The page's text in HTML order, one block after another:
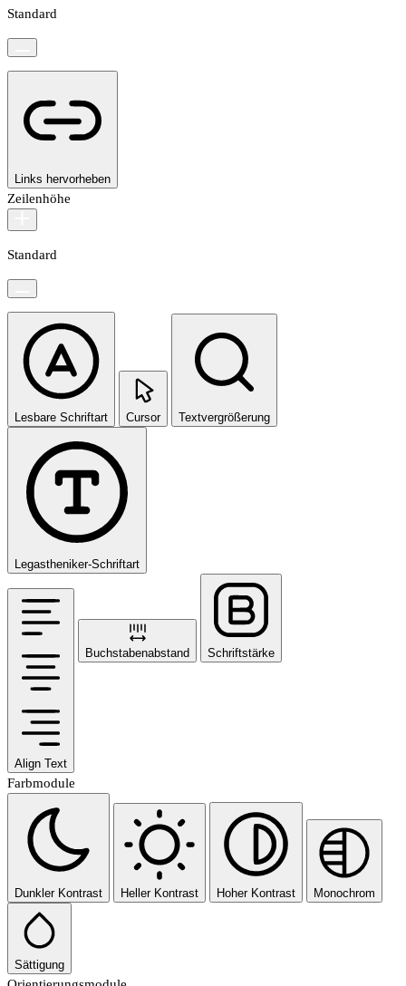
Standard
Links hervorheben
Zeilenhöhe
Standard
Lesbare Schriftart Cursor Textvergrößerung
Legastheniker-Schriftart
Align Text
Buchstabenabstand Schriftstärke
Farbmodule
Dunkler Kontrast Heller Kontrast Hoher Kontrast Monochrom
Sättigung